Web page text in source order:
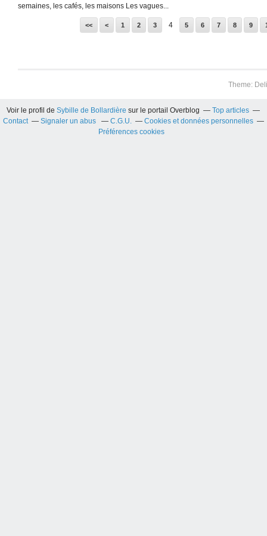
semaines, les cafés, les maisons Les vagues...
<< < 1 2 3 4 5 6 7 8 9
Theme:
Voir le profil deSybille de Bollardière sur le portail Overblog
Top articles
Contact
Signaler un abus C.G.U.
Cookies et données personnelles
Préférences cookies